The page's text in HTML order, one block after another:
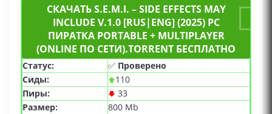
СКАЧАТЬ S.E.M.I. – SIDE EFFECTS MAY
INCLUDE V.1.0 [RUS|ENG] (2025) PC
ПИРАТКА PORTABLE + MULTIPLAYER
(ONLINE ПО СЕТИ).TORRENT БЕСПЛАТНО
Статус: ✅ Проверено
Сиды:
110
Пиры:
33
Размер:
800 Mb